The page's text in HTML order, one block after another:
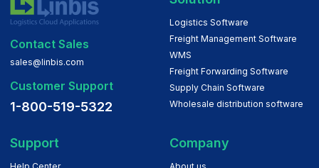
Contact Sales
sales@linbis.com
Customer Support
1-800-519-5322
Logistics Software
Freight Management Software
WMS
Freight Forwarding Software
Supply Chain Software
Wholesale distribution software
Support Company